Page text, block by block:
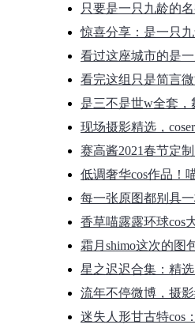
只要是一只九龄的
惊喜分享：是一只
看过这座城市的是
看完这组只是简言
是三不是世w全套
现场摄影精选，
赛高酱2021春节定
低调奢华cos作品！
每一张原图都别具
香草喵露露环球cos
霜月shimo这次的图
星之迟迟合集：精
流年不停微博，摄
迷失人形甘古特cos